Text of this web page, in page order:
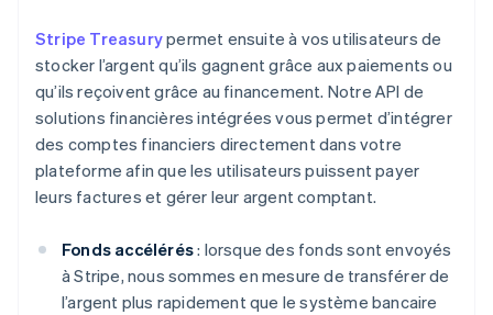
Stripe Treasurypermet ensuite à vos utilisateurs de
stocker l’argent qu’ils gagnent grâce aux paiements ou
qu’ils reçoivent grâce au financement. Notre API de
solutions financières intégrées vous permet d’intégrer
des comptes financiers directement dans votre
plateforme afin que les utilisateurs puissent payer
leurs factures et gérer leur argent comptant.
Fonds accélérés: lorsque des fonds sont envoyés
à Stripe, nous sommes en mesure de transférer de
l’argent plus rapidement que le système bancaire